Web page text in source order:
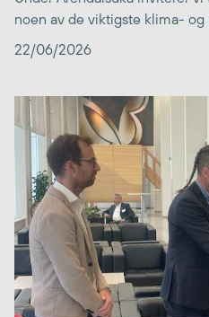
noen av de viktigste klima- og
22/06/2026